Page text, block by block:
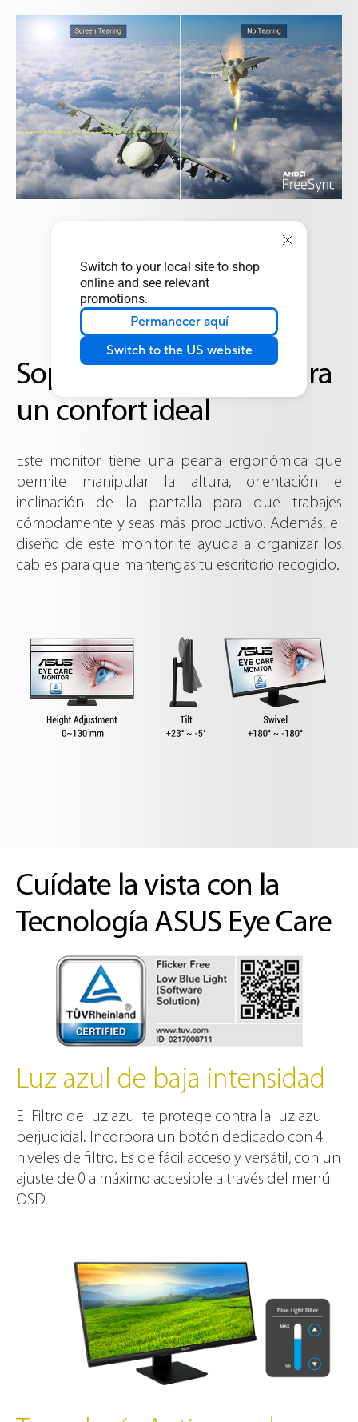
Switch to your local site to shop
online and see relevant
promotions.
Permanecer aquí
Switch to the US website
Soporte ergonómico para
un confort ideal
Este monitor tiene una peana ergonómica que
permite manipular la altura, orientación e
inclinación de la pantalla para que trabajes
cómodamente y seas más productivo. Además, el
diseño de este monitor te ayuda a organizar los
cables para que mantengas tu escritorio recogido.
Cuídate la vista con la
Tecnología ASUS Eye Care
Luz azul de baja intensidad
El Filtro de luz azul te protege contra la luz azul
perjudicial. Incorpora un botón dedicado con 4
niveles de filtro. Es de fácil acceso y versátil, con un
ajuste de 0 a máximo accesible a través del menú
OSD.